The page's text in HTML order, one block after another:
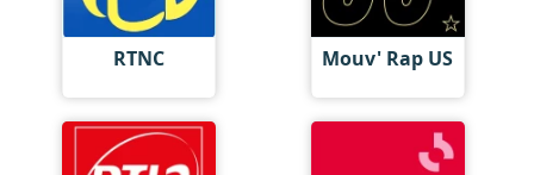
RTNC Mouv' Rap US